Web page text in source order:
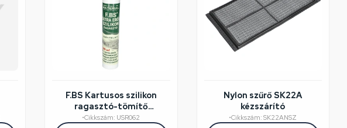
F.BS Kartusos szilikon
ragasztó-tömítő
310ml/színtelen FBS
•Cikkszám: USR062
Nylon szűrő SK22A
kézszárító
•Cikkszám: SK22ANSZ